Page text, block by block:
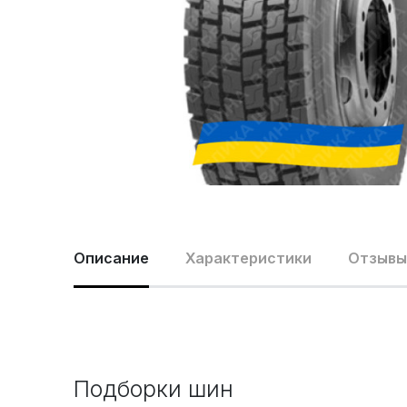
Описание Характеристики
Подборки шин